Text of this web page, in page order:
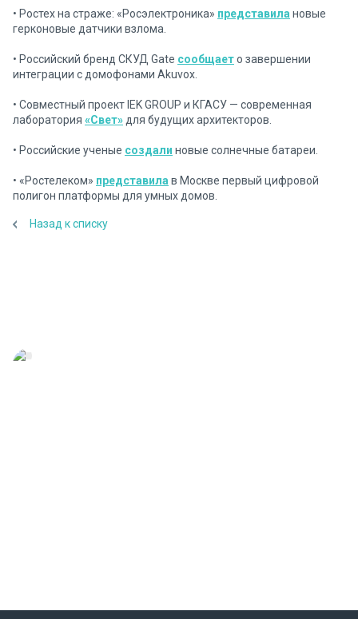
• Ростех на страже: «Росэлектроника» представила новые
герконовые датчики взлома.
• Российский бренд СКУД Gate сообщаето завершении
интеграции с домофонами Akuvox.
• Совместный проект IEK GROUP и КГАСУ — современная
лаборатория «Свет» для будущих архитекторов.
• Российские ученые создали новые солнечные батареи.
• «Ростелеком» представила в Москве первый цифровой
полигон платформы для умных домов.
Назад к списку